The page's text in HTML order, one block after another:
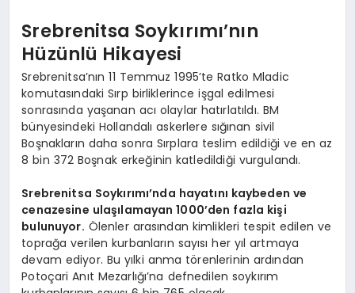
Srebrenitsa Soykırımı’nın
Hüzünlü Hikayesi
Srebrenitsa’nın 11 Temmuz 1995’te Ratko Mladic
komutasındaki Sırp birliklerince işgal edilmesi
sonrasında yaşanan acı olaylar hatırlatıldı. BM
bünyesindeki Hollandalı askerlere sığınan sivil
Boşnakların daha sonra Sırplara teslim edildiği ve en az
8 bin 372 Boşnak erkeğinin katledildiği vurgulandı.
Srebrenitsa Soykırımı’nda hayatını kaybeden ve
cenazesine ulaşılamayan 1000’den fazla kişi
bulunuyor. Ölenler arasından kimlikleri tespit edilen ve
toprağa verilen kurbanların sayısı her yıl artmaya
devam ediyor. Bu yılki anma törenlerinin ardından
Potoçari Anıt Mezarlığı’na defnedilen soykırım